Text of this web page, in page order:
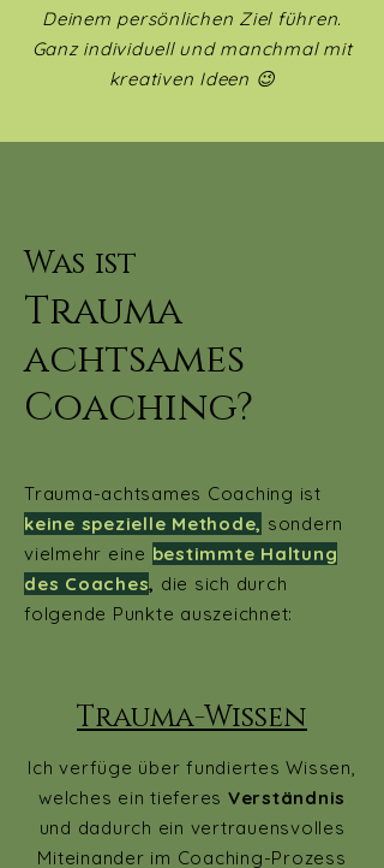
Deinem persönlichen Ziel führen.
Ganz individuell und manchmal mit
kreativen Ideen 😉
Was ist
Trauma
achtsames
Coaching?
Trauma-achtsames Coaching ist
keine spezielle Methode, sondern
vielmehr eine bestimmte Haltung
des Coaches, die sich durch
folgende Punkte auszeichnet:
Trauma-Wissen
Ich verfüge über fundiertes Wissen,
welches ein tieferes Verständnis
und dadurch ein vertrauensvolles
Miteinander im Coaching-Prozess